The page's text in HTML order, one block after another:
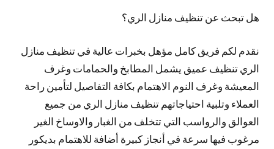
هل تبحث عن تنظيف منازل الري؟
نقدم لكم فريق كامل مؤهل بخبرات عالية في تنظيف منازل
الري تنظيف عميق يشمل المطابخ والحمامات وغرف
المعيشة وغرف النوم الاهتمام بكافة التفاصيل لتأمين راحة
العملاء وتلبية احتياجاتهم تنظيف منازل الري من جميع
العوالق والرواسب التي تتخلف من الغبار والاوساخ الغير
مرغوب فيها سرعة في أنجاز كبيرة أضافة للاهتمام بديكور